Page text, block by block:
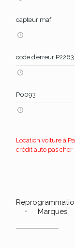
capteur maf
code d’erreur
P0093
Location voiture à
crédit auto pas cher
Marques